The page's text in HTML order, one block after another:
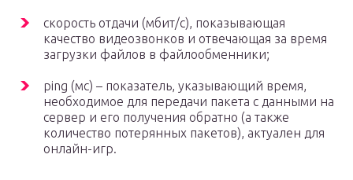
скорость отдачи (мбит/с), показывающая
качество видеозвонков и отвечающая за время
загрузки файлов в файлообменники;
ping (мс) – показатель, указывающий время,
необходимое для передачи пакета с данными на
сервер и его получения обратно (а также
количество потерянных пакетов), актуален для
онлайн-игр.